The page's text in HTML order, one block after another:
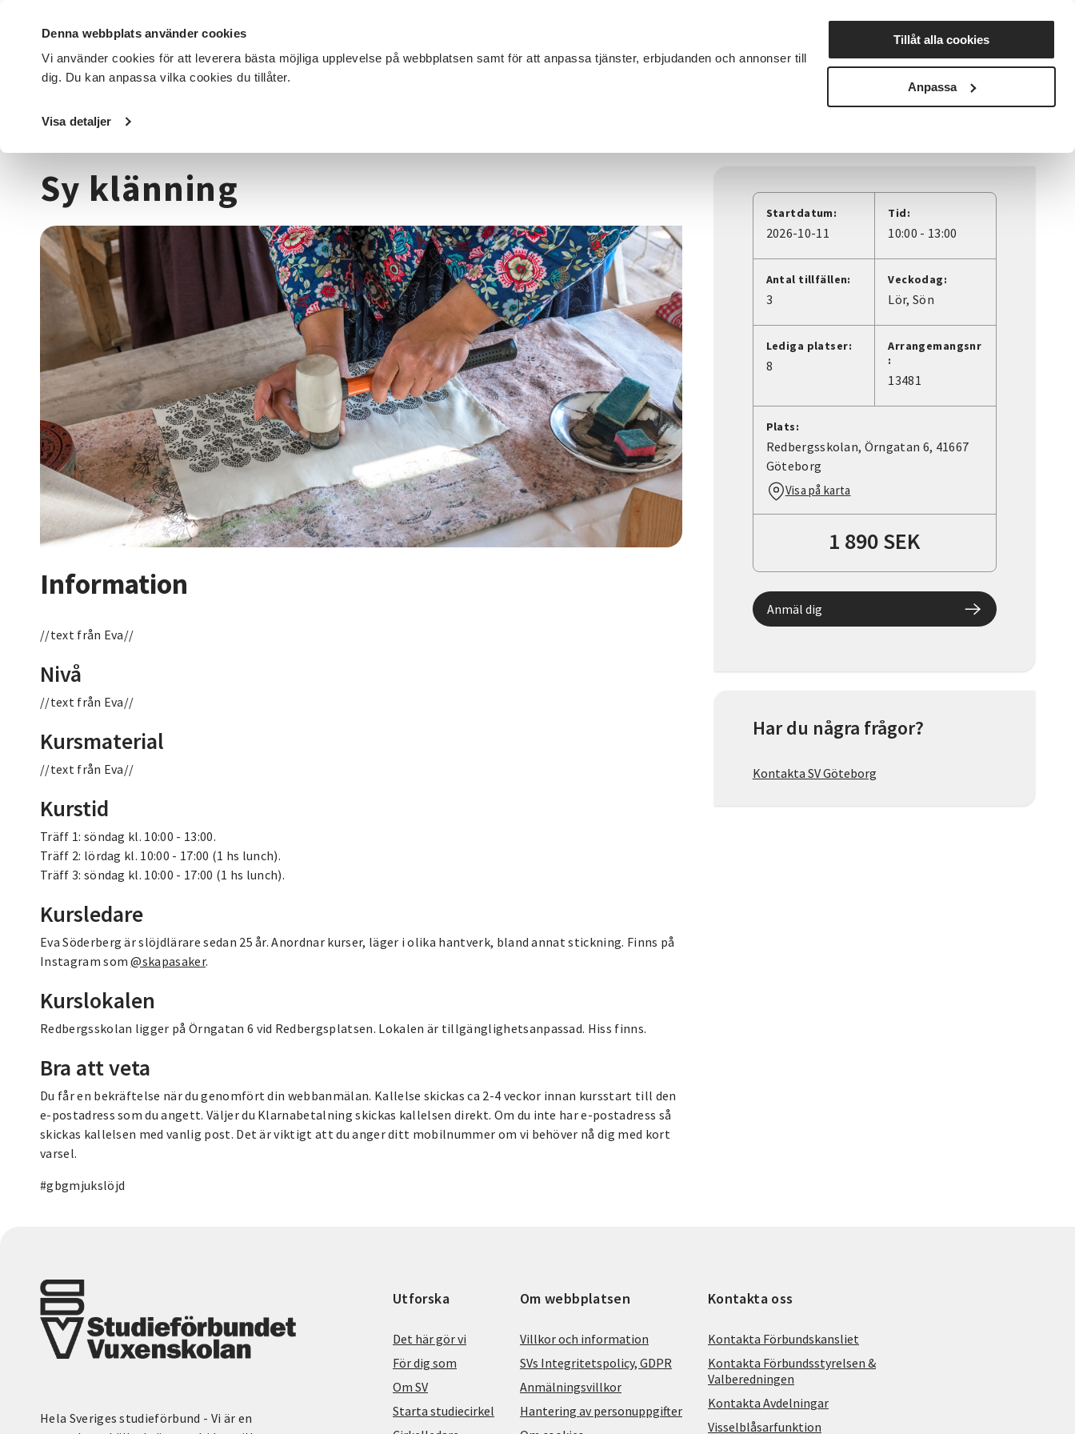
Denna webbplats använder cookies
Vi använder cookies för att leverera bästa möjliga upplevelse på webbplatsen samt för att anpassa tjänster, erbjudanden och annonser till
dig. Du kan anpassa vilka cookies du tillåter.
Visa detaljer
Tillåt alla cookies
Anpassa
DET HÄR GÖR VI FÖR DIG SOM SÖK KURSER OCH EVENEMANG Nyheter Avdelningar
Startsida / Kurser och evenemang
Sy klänning
Information
//text från Eva//
Nivå
//text från Eva//
Kursmaterial
//text från Eva//
Kurstid
Träff 1: söndag kl. 10:00 - 13:00.
Träff 2: lördag kl. 10:00 - 17:00 (1 hs lunch).
Träff 3: söndag kl. 10:00 - 17:00 (1 hs lunch).
Kursledare
Eva Söderberg är slöjdlärare sedan 25 år. Anordnar kurser, läger i olika hantverk, bland annat stickning. Finns på
Instagram som@skapasaker.
Kurslokalen
Redbergsskolan ligger på Örngatan 6 vid Redbergsplatsen. Lokalen är tillgänglighetsanpassad. Hiss finns.
Bra att veta
Du får en bekräftelse när du genomfört din webbanmälan. Kallelse skickas ca 2-4 veckor innan kursstart till den
e-postadress som du angett. Väljer du Klarnabetalning skickas kallelsen direkt. Om du inte har e-postadress så
skickas kallelsen med vanlig post. Det är viktigt att du anger ditt mobilnummer om vi behöver nå dig med kort
varsel.
#gbgmjukslöjd
Startdatum:
2026-10-11
Tid:
10:00 - 13:00
Antal tillfällen:
3
Veckodag:
Lör Sön
Lediga platser:
8
Arrangemangsnr
:
13481
Plats:
Redbergsskolan, Örngatan 6, 41667
Göteborg
Visa på karta
1 890 SEK
Anmäl dig
Har du några frågor?
Kontakta SV Göteborg
Hela Sveriges studieförbund - Vi är en
Utforska
Det här gör vi
För dig som
Om SV
Starta studiecirkel
Om webbplatsen
Villkor och information
SVs Integritetspolicy, GDPR
Anmälningsvillkor
Hantering av personuppgifter
Kontakta oss
Kontakta Förbundskansliet
Kontakta Förbundsstyrelsen &
Valberedningen
Kontakta Avdelningar
Visselblåsarfunktion